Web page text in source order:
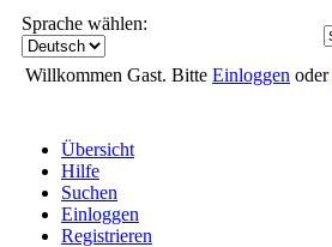
Sprache wählen:
Willkommen Gast. Bitte Einloggen oder
Übersicht
Hilfe
Suchen
Einloggen
Registrieren